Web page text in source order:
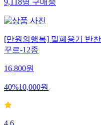
9,118명구매중
[만원의행복] 밀페용기 반
꾸르-12종
16,800원
40%10,000원